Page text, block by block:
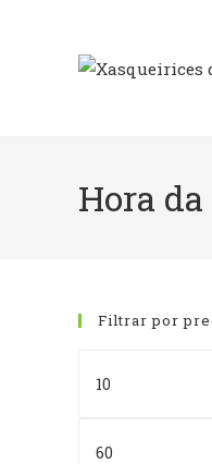
Hora
Filtrar por
mínimo
máximo